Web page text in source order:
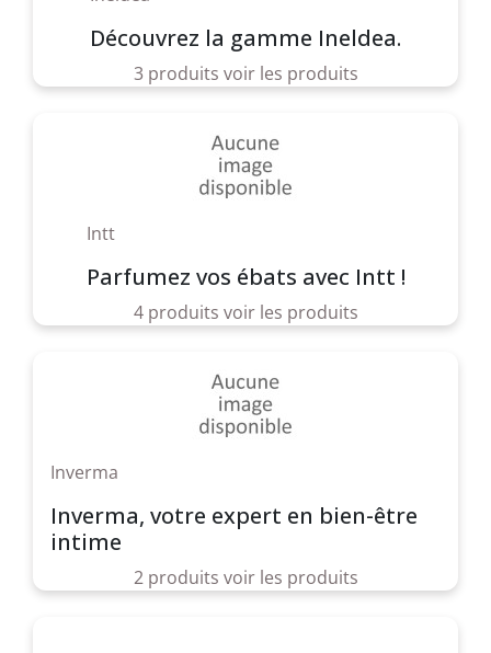
Découvrez la gamme Ineldea.
3 produits voir les produits
Intt
Parfumez vos ébats avec Intt !
4 produits voir les produits
Inverma
Inverma, votre expert en bien-être
intime
2 produits voir les produits